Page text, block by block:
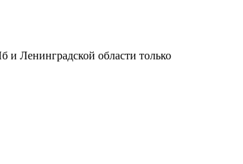
и Ленинградской области только